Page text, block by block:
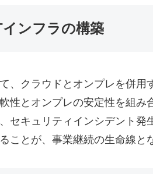
ンフラの構築
、クラウドとオンプレを併用
性とオンプレの安定性を組
セキュリティインシデント発
ことが、事業継続の生命線と